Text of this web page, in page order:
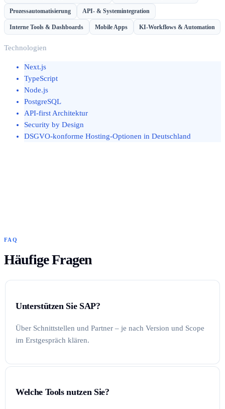
Prozessautomatisierung API- & Systemintegration
Interne Tools & Dashboards Mobile Apps KI-Workflows & Automation
Technologien
Next.js
TypeScript
Node.js
PostgreSQL
API-first Architektur
Security by Design
DSGVO-konforme Hosting-Optionen in Deutschland
FAQ
Häufige Fragen
Unterstützen Sie SAP?
Über Schnittstellen und Partner – je nach Version und Scope
im Erstgespräch klären.
Welche Tools nutzen Sie?